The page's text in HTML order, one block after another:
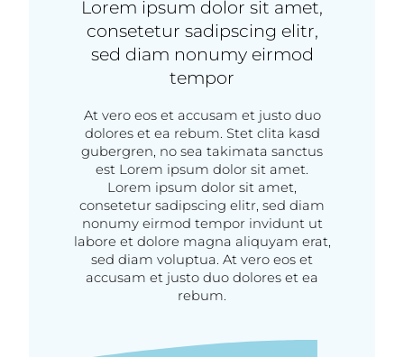
Lorem ipsum dolor sit amet,
consetetur sadipscing elitr,
sed diam nonumy eirmod
tempor
At vero eos et accusam et justo duo
dolores et ea rebum. Stet clita kasd
gubergren, no sea takimata sanctus
est Lorem ipsum dolor sit amet.
Lorem ipsum dolor sit amet,
consetetur sadipscing elitr, sed diam
nonumy eirmod tempor invidunt ut
labore et dolore magna aliquyam erat,
sed diam voluptua. At vero eos et
accusam et justo duo dolores et ea
rebum.